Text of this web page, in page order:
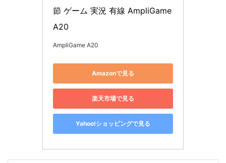
節 ゲーム 実況 有線 AmpliGame
A20
AmpliGame A20
Amazonで見る
楽天市場で見る
Yahoo!ショッピングで見る